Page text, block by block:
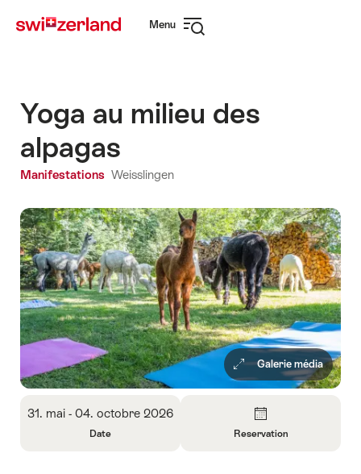
sur
rapide
Menu
Yoga au milieu des
alpagas
Manifestations Weisslingen
Galerie média
Date
31. mai - 04. octobre 2026
Reservation